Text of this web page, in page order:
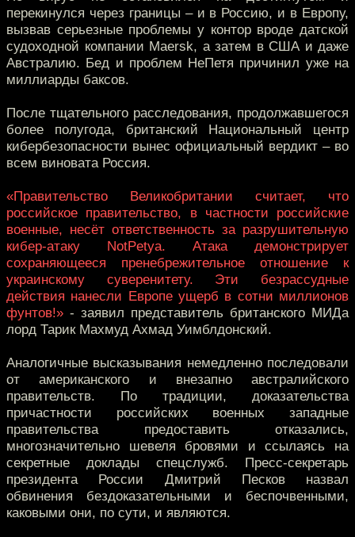
перекинулся через границы – и в Россию, и в Европу,
вызвав серьезные проблемы у контор вроде датской
судоходной компании Maersk, а затем в США и даже
Австралию. Бед и проблем НеПетя причинил уже на
миллиарды баксов.
После тщательного расследования, продолжавшегося
более полугода, британский Национальный центр
кибербезопасности вынес официальный вердикт – во
всем виновата Россия.
«Правительство Великобритании считает, что
российское правительство, в частности российские
военные, несёт ответственность за разрушительную
кибер-атаку NotPetya. Атака демонстрирует
сохраняющееся пренебрежительное отношение к
украинскому суверенитету. Эти безрассудные
действия нанесли Европе ущерб в сотни миллионов
фунтов!» - заявил представитель британского МИДа
лорд Тарик Махмуд Ахмад Уимблдонский.
Аналогичные высказывания немедленно последовали
от американского и внезапно австралийского
правительств. По традиции, доказательства
причастности российских военных западные
правительства предоставить отказались,
многозначительно шевеля бровями и ссылаясь на
секретные доклады спецслужб. Пресс-секретарь
президента России Дмитрий Песков назвал
обвинения бездоказательными и беспочвенными,
каковыми они, по сути, и являются.